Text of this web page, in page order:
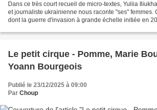
Dans ce très court recueil de micro-textes, Yuliia
et journaliste ukrainienne nous raconte "ses" femmes.
dont la guerre d'invasion à grande échelle initiée en
Le petit cirque - Pomme, Marie
Yoann Bourgeois
Publié le 23/12/2025 à 09:00
Par Choup